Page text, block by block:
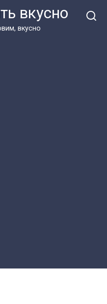
вкусно
вкусно